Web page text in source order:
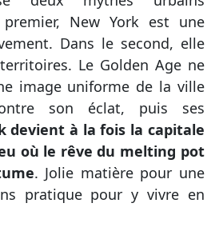
New York est une
Dans le second, elle
Le Golden Age ne
image uniforme de la ville
son éclat, puis ses
devient à la fois la capitale
où le rêve du melting pot
. Jolie matière pour une
pratique pour y vivre en